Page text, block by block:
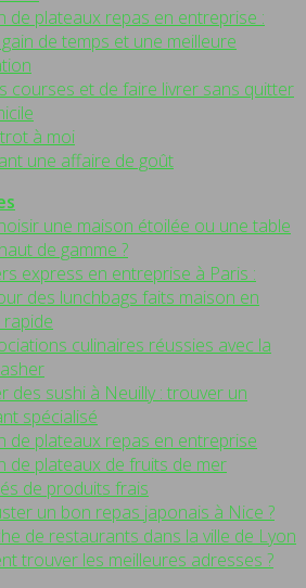
de plateaux repas en entreprise :
de temps et une meilleure
courses et de faire livrer sans quitter
à moi
une affaire de goût
une maison étoilée ou une table
de gamme ?
express en entreprise à Paris :
des lunchbags faits maison en
rapide
culinaires réussies avec la
des sushi à Neuilly : trouver un
spécialisé
de plateaux repas en entreprise
de plateaux de fruits de mer
de produits frais
un bon repas japonais à Nice ?
de restaurants dans la ville de Lyon
trouver les meilleures adresses ?